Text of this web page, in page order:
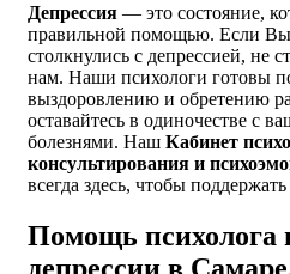
Депрессия — это состояние,
правильной помощью. Если
столкнулись с депрессией, не
нам. Наши психологи готовы
выздоровлению и обретению
оставайтесь в одиночестве с
болезнями. Наш Кабинет
консультирования и
всегда здесь, чтобы
Помощь психолога